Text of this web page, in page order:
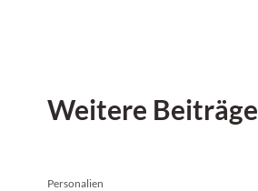
Weitere Beiträge
Personalien